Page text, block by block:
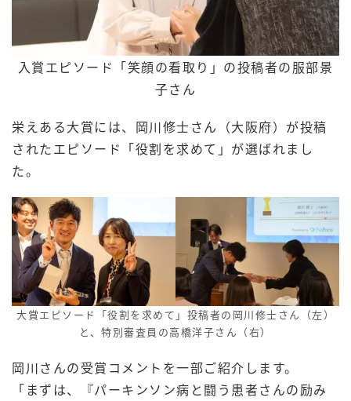
入賞エピソード「笑顔の看取り」の投稿者の服部景
子さん
栄えある大賞には、岡川修士さん（大阪府）が投稿
されたエピソード「役割を求めて」が選ばれまし
た。
大賞エピソード「役割を求めて」投稿者の岡川修士さん（左）
と、特別審査員の高橋洋子さん（右）
岡川さんの受賞コメントを一部ご紹介します。
「まずは、『パーキンソン病と闘う患者さんの励み